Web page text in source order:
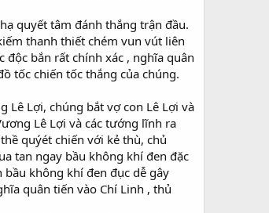
quyết tâm đánh thắng trận đầu.
thanh thiết chém vun vút liên
độc bắn rất chính xác , nghĩa quân
tốc chiến tốc thắng của chúng.
Lê Lợi, chúng bắt vợ con Lê Lợi và
Lê Lợi và các tướng lĩnh ra
quýét chiến với kẻ thù, chủ
tan ngay bầu không khí đen đặc
không khí đen đục dễ gây
quân tiến vào Chí Linh , thủ